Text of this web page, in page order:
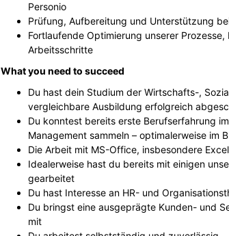
Personio
Prüfung, Aufbereitung und Unterstützung
Fortlaufende Optimierung unserer
Arbeitsschritte
What you need to succeed
Du hast dein Studium der Wirtschafts-,
vergleichbare Ausbildung erfolgreich
Du konntest bereits erste Berufserfahrung
Management sammeln – optimalerweise im
Die Arbeit mit MS-Office, insbesondere
Idealerweise hast du bereits mit einigen
gearbeitet
Du hast Interesse an HR- und
Du bringst eine ausgeprägte Kunden- und
mit